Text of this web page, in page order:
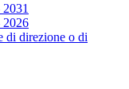
di direzione o di